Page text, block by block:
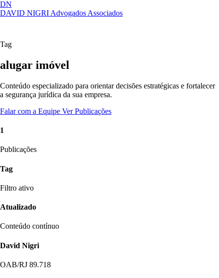
DN
DAVID NIGRI Advogados Associados
Artigos, sentenças, áreas de atuação,
Tag
alugar imóvel
Conteúdo especializado para orientar decisões estratégicas e fortalecer
a segurança jurídica da sua empresa.
Falar com a Equipe Ver Publicações
1
Publicações
Tag
Filtro ativo
Atualizado
Conteúdo contínuo
David Nigri
OAB/RJ 89.718